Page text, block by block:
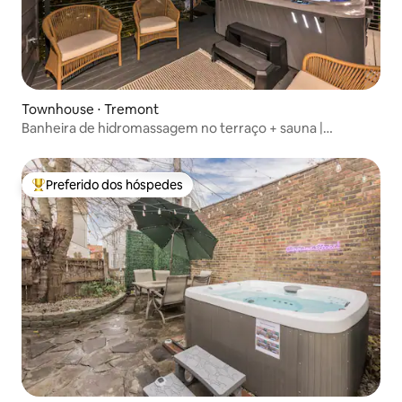
Townhouse ⋅ Tremont
Banheira de hidromassagem no terraço + sauna |
Entre os melhores preferidos dos hóspedes
Preferido dos hóspedes